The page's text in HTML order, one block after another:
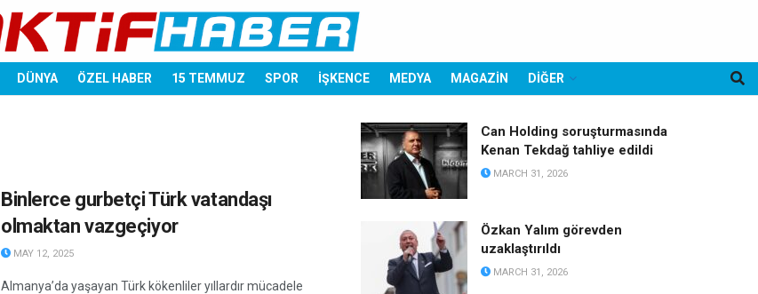
DÜNYA ÖZEL HABER 15 TEMMUZ SPOR İŞKENCE MEDYA MAGAZİN DİĞER
Binlerce gurbetçi Türk vatandaşı
olmaktan vazgeçiyor
MAY 12, 2025
Almanya’da yaşayan Türk kökenliler yıllardır mücadele
Can Holding soruşturmasında
Kenan Tekdağ tahliye edildi
MARCH 31, 2026
Özkan Yalım görevden
uzaklaştırıldı
MARCH 31, 2026